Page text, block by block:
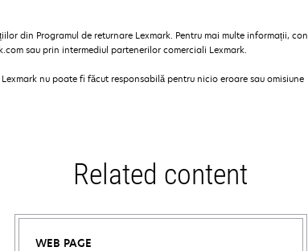
din Programul de returnare Lexmark. Pentru mai multe informații,
sau prin intermediul partenerilor comerciali Lexmark.
nu poate fi făcut responsabilă pentru nicio eroare sau omisiune
Related content
WEB PAGE